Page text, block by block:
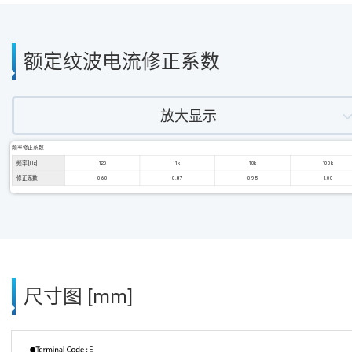
额定纹波电流修正系数
放大显示
频率修正系数
频率 [Hz] 120 1k 10k 100k
修正系数 0.60 0.87 0.95 1.00
尺寸图 [mm]